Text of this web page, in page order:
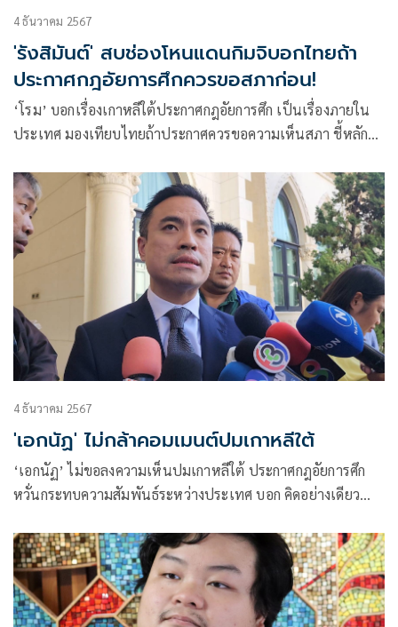
4 ธันวาคม 2567
'รังสิมันต์' สบช่องโหนแดนกิมจิบอกไทยถ้า
ประกาศกฎอัยการศึกควรขอสภาก่อน!
‘โรม’ บอกเรื่องเกาหลีใต้ประกาศกฎอัยการศึก เป็นเรื่องภายใน
ประเทศ มองเทียบไทยถ้าประกาศควรขอความเห็นสภา ชี้หลัก
4 ธันวาคม 2567
​'เอกนัฏ' ​ไม่กล้าคอมเมนต์ปม​เกาหลีใต้
‘เอกนัฏ’​ ไม่ขอลงความเห็นปม​เกาหลีใต้ ประกาศกฎอัยการศึก​
หวั่นกระทบความสัมพันธ์​ระหว่าง​ประเทศ​ บอก​ คิดอย่างเดียวทำ